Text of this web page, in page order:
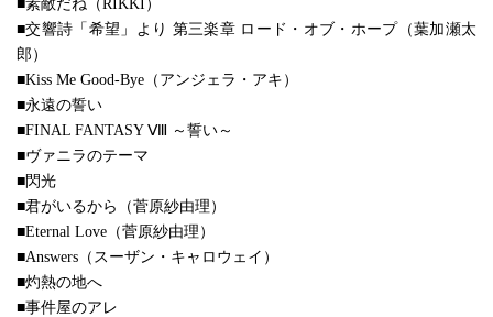
■素敵だね（RIKKI）
■交響詩「希望」より 第三楽章 ロード・オブ・ホープ（葉加瀬太
郎）
■Kiss Me Good-Bye（アンジェラ・アキ）
■永遠の誓い
■FINAL FANTASY Ⅷ ～誓い～
■ヴァニラのテーマ
■閃光
■君がいるから（菅原紗由理）
■Eternal Love（菅原紗由理）
■Answers（スーザン・キャロウェイ）
■灼熱の地へ
■事件屋のアレ